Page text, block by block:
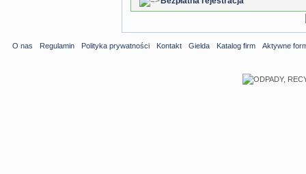
O nas Regulamin Polityka prywatności Kontakt Gielda Katalog firm Aktywne